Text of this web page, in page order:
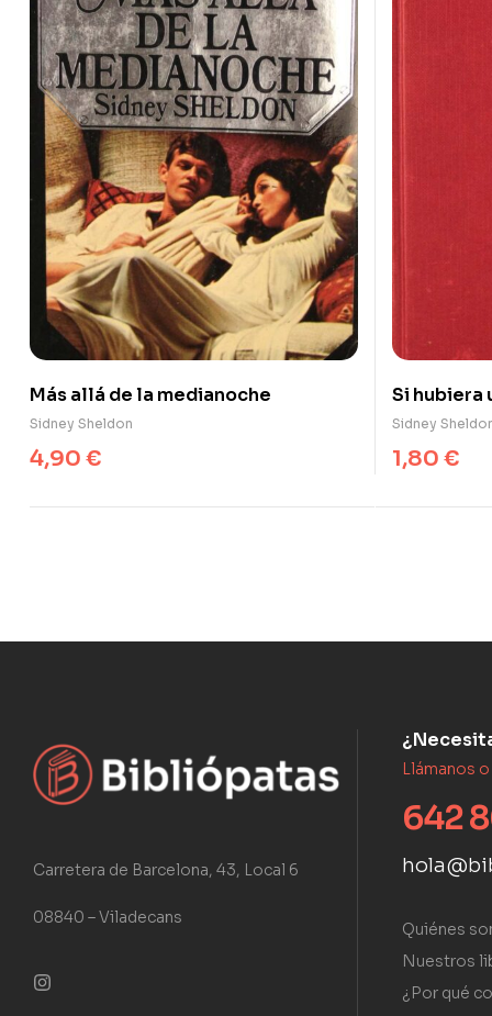
Más allá de la medianoche
Sidney Sheldon
4,90 €
Si hubiera
Sidney
1,80 €
Carretera de Barcelona, 43, Local 6
08840 – Viladecans
Llámanos
642
Quiénes
Nuestros
¿Por qué